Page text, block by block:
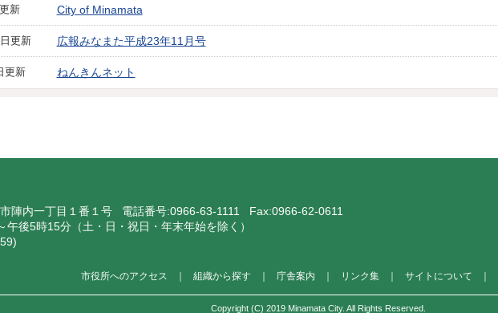
新 City of Minamata
更新 広報みなまた平成23年11月号
更新 ねんきんネット
陣内一丁目１番１号 電話番号:0966-63-1111
Fax:0966-62-0611
午後5時15分（土・日・祝日・年末年始を除く）
市役所へのアクセス ｜ 組織から探す ｜ 庁舎案内 ｜ リンク集 ｜ サイトについて ｜
Copyright (C) 2019 Minamata City. All Rights Reserved.